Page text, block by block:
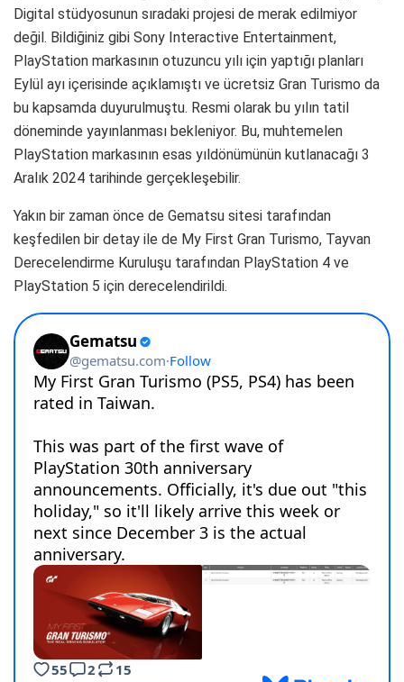
Digital stüdyosunun sıradaki projesi de merak edilmiyor
değil. Bildiğiniz gibi Sony Interactive Entertainment,
PlayStation markasının otuzuncu yılı için yaptığı planları
Eylül ayı içerisinde açıklamıştı ve ücretsiz Gran Turismo da
bu kapsamda duyurulmuştu. Resmi olarak bu yılın tatil
döneminde yayınlanması bekleniyor. Bu, muhtemelen
PlayStation markasının esas yıldönümünün kutlanacağı 3
Aralık 2024 tarihinde gerçekleşebilir.
Yakın bir zaman önce de Gematsu sitesi tarafından
keşfedilen bir detay ile de My First Gran Turismo, Tayvan
Derecelendirme Kuruluşu tarafından PlayStation 4 ve
PlayStation 5 için derecelendirildi.